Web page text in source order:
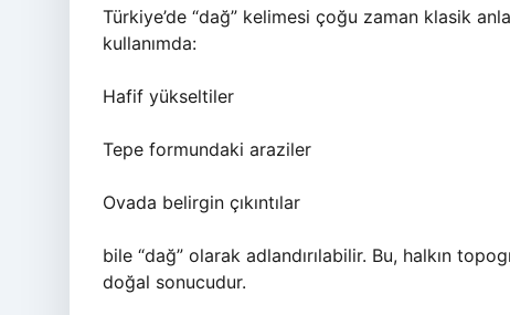
Türkiye’de “dağ” kelimesi çoğu zaman klasik
kullanımda:
Hafif yükseltiler
Tepe formundaki araziler
Ovada belirgin çıkıntılar
bile “dağ” olarak adlandırılabilir. Bu, halkın
doğal sonucudur.